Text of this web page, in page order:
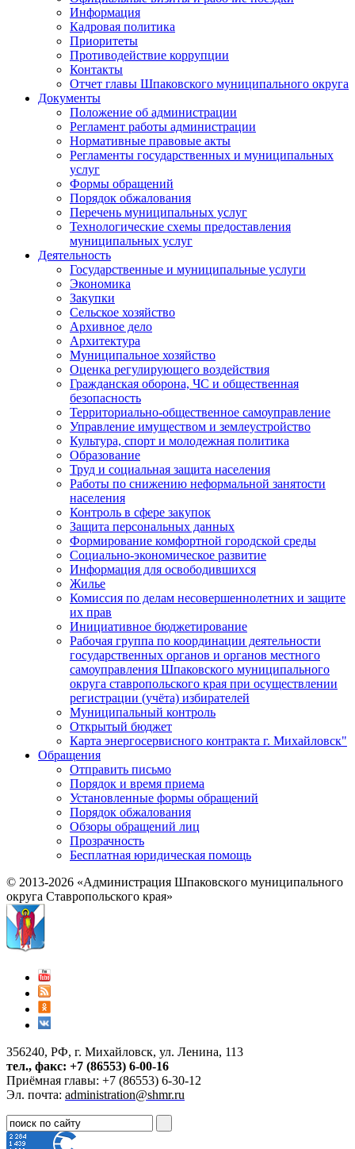
Информация
Кадровая политика
Приоритеты
Противодействие коррупции
Контакты
Отчет главы Шпаковского муниципального округа
Документы
Положение об администрации
Регламент работы администрации
Нормативные правовые акты
Регламенты государственных и муниципальных
услуг
Формы обращений
Порядок обжалования
Перечень муниципальных услуг
Технологические схемы предоставления
муниципальных услуг
Деятельность
Государственные и муниципальные услуги
Экономика
Закупки
Сельское хозяйство
Архивное дело
Архитектура
Муниципальное хозяйство
Оценка регулирующего воздействия
Гражданская оборона, ЧС и общественная
безопасность
Территориально-общественное самоуправление
Управление имуществом и землеустройство
Культура, спорт и молодежная политика
Образование
Труд и социальная защита населения
Работы по снижению неформальной занятости
населения
Контроль в сфере закупок
Защита персональных данных
Формирование комфортной городской среды
Социально-экономическое развитие
Информация для освободившихся
Жилье
Комиссия по делам несовершеннолетних и защите
их прав
Инициативное бюджетирование
Рабочая группа по координации деятельности
государственных органов и органов местного
самоуправления Шпаковского муниципального
округа ставропольского края при осуществлении
регистрации (учёта) избирателей
Муниципальный контроль
Открытый бюджет
Карта энергосервисного контракта г. Михайловск"
Обращения
Отправить письмо
Порядок и время приема
Установленные формы обращений
Порядок обжалования
Обзоры обращений лиц
Прозрачность
Бесплатная юридическая помощь
© 2013-2026 «Администрация Шпаковского муниципального
округа Ставропольского края»
356240, РФ, г. Михайловск, ул. Ленина, 113
тел., факс: +7 (86553) 6-00-16
Приёмная главы: +7 (86553) 6-30-12
Эл. почта: administration@shmr.ru